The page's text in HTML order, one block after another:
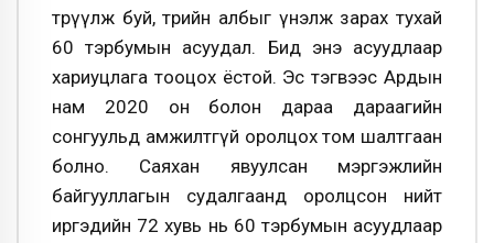
төрүүлж буй, төрийн албыг үнэлж зарах тухай
60 тэрбумын асуудал. Бид энэ асуудлаар
хариуцлага тооцох ёстой. Эс тэгвээс Ардын
нам 2020 он болон дараа дараагийн
сонгуульд амжилтгүй оролцох том шалтгаан
болно. Саяхан явуулсан мэргэжлийн
байгууллагын судалгаанд оролцсон нийт
иргэдийн 72 хувь нь 60 тэрбумын асуудлаар